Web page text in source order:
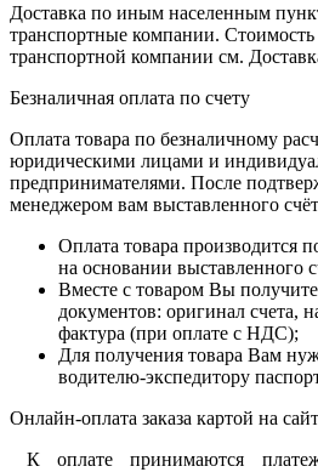
Доставка по иным населенным
транспортные компании. Стоимость
транспортной компании см.
Безналичная оплата по счету
Оплата товара по безналичному
юридическими лицами и
предпринимателями. После
менеджером вам выставленного
Оплата товара производится
на основании выставленного
Вместе с товаром Вы
документов: оригинал счета,
фактура (при оплате с НДС);
Для получения товара Вам
водителю-экспедитору
Онлайн-оплата заказа картой на
К оплате принимаются